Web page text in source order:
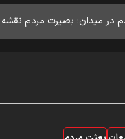
میدان: بصیرت مردم